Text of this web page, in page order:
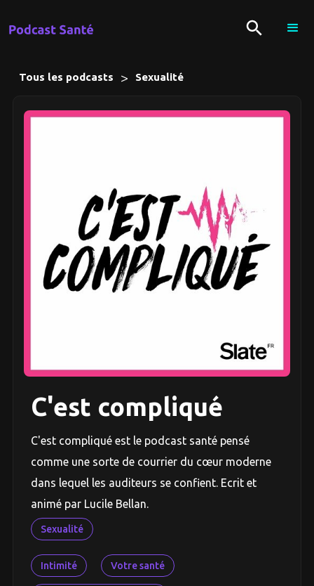
Tous les podcasts > Sexualité
C'est compliqué
C'est compliqué est le podcast santé pensé
comme une sorte de courrier du cœur moderne
dans lequel les auditeurs se confient. Ecrit et
animé par Lucile Bellan.
Sexualité
Intimité Votre santé